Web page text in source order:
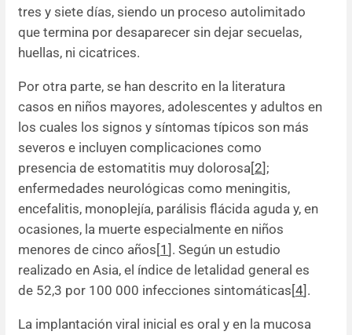
tres y siete días, siendo un proceso autolimitado
que termina por desaparecer sin dejar secuelas,
huellas, ni cicatrices.
Por otra parte, se han descrito en la literatura
casos en niños mayores, adolescentes y adultos en
los cuales los signos y síntomas típicos son más
severos e incluyen complicaciones como
presencia de estomatitis muy dolorosa[2];
enfermedades neurológicas como meningitis,
encefalitis, monoplejía, parálisis flácida aguda y, en
ocasiones, la muerte especialmente en niños
menores de cinco años[1 ]. Según un estudio
realizado en Asia, el índice de letalidad general es
de 52,3 por 100 000 infecciones sintomáticas[4].
La implantación viral inicial es oral y en la mucosa